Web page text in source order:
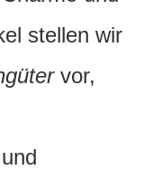
stellen wir
vor,